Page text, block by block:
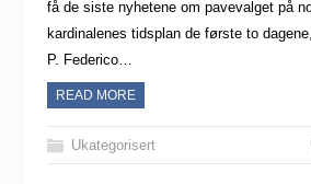
få de siste nyhetene om pavevalget på
kardinalenes tidsplan de første to
P. Federico…
READ MORE
Ukategorisert